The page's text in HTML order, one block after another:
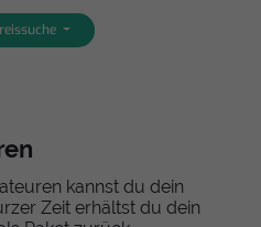
kannst du dein
Zeit erhältst du dein